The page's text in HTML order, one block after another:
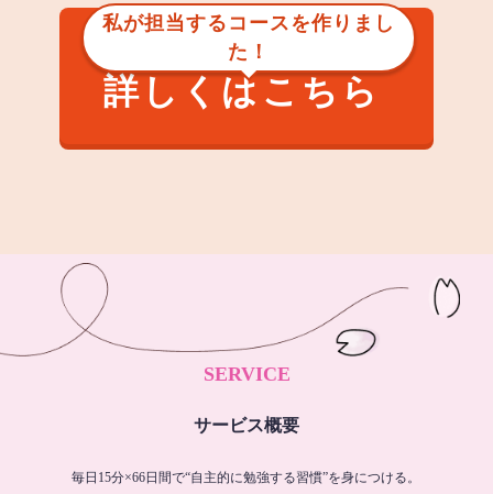
私が担当するコースを作りまし
た！
詳しくはこちら
SERVICE
サービス概要
毎日15分×66日間で“自主的に勉強する習慣”を身につける。